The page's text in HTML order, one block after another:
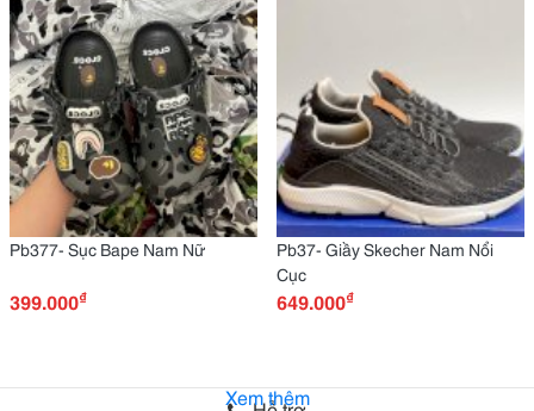
Pb377- Sục Bape Nam Nữ
399.000₫
Pb37- Giầy Skecher Nam Nổi
Cục
649.000₫
Xem thêm